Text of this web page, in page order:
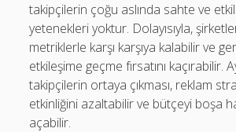
takipçilerin çoğu aslında sahte ve
yetenekleri yoktur. Dolayısıyla, şirketler
metriklerle karşı karşıya kalabilir ve
etkileşime geçme fırsatını kaçırabilir.
takipçilerin ortaya çıkması, reklam
etkinliğini azaltabilir ve bütçeyi boşa
açabilir.